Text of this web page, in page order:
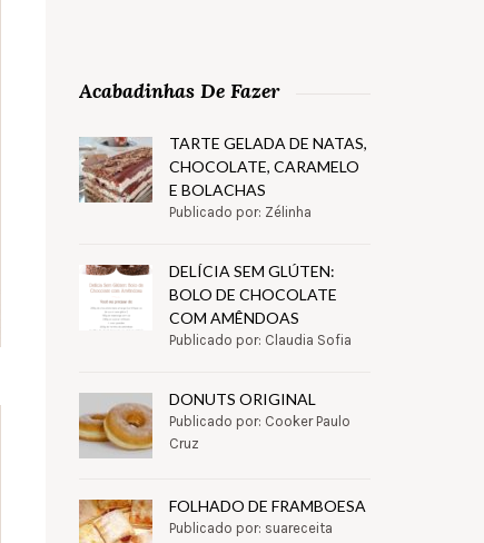
Acabadinhas De Fazer
TARTE GELADA DE NATAS,
CHOCOLATE, CARAMELO
E BOLACHAS
Publicado por: Zélinha
DELÍCIA SEM GLÚTEN:
BOLO DE CHOCOLATE
COM AMÊNDOAS
Publicado por: Claudia Sofia
DONUTS ORIGINAL
Publicado por: Cooker Paulo
Cruz
FOLHADO DE FRAMBOESA
Publicado por: suareceita